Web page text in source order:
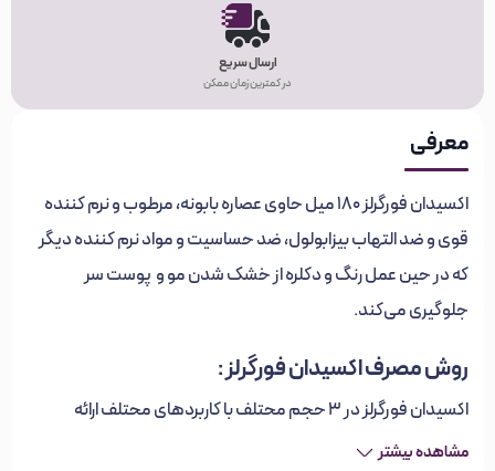
ارسال سریع
در کمترین زمان ممکن
معرفی
اکسیدان‌ فورگرلز ۱۸۰ میل حاوی عصاره بابونه، مرطوب و نرم کننده
قوی و ضد التهاب بیزابولول، ضد حساسیت و مواد نرم کننده دیگر
که در حین عمل رنگ و دکلره از خشک شدن مو و پوست سر
جلوگیری می‌کند.
روش مصرف اکسیدان‌ فورگرلز :
اکسیدان‌ فورگرلز در ۳ حجم محتلف با کاربردهای محتلف ارائه
می‌شود:
مشاهده بیشتر